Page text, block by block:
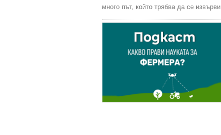
много път, който трябва да се извърви.